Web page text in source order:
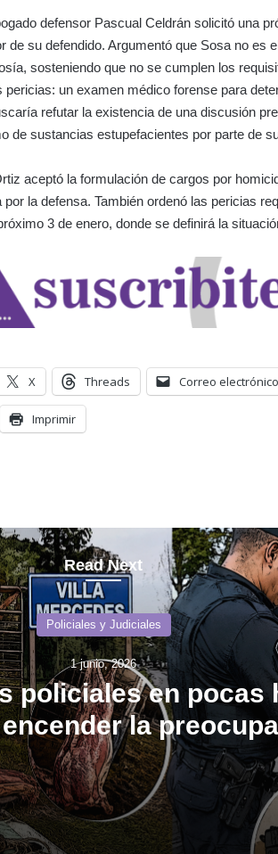
defensor Pascual Celdrán solicitó una
de su defendido. Argumentó que Sosa no es
sosteniendo que no se cumplen los
pericias: un examen médico forense para
refutar la existencia de una discusión
de sustancias estupefacientes por parte de
aceptó la formulación de cargos por
por la defensa. También ordenó las pericias
3 de enero, donde se definirá la
X Threads Correo electrónico
Imprimir
Read Next
Policiales y Judiciales
1 junio, 2026
policiales en pocas
la
en Villa